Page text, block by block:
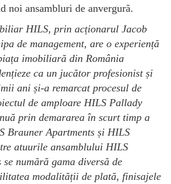
noi ansambluri de anvergură.
HILS, prin acționarul Jacob
de management, are o experiență
imobiliară din România
ca un jucător profesionist și
ani și-a remarcat procesul de
de amploare HILS Pallady
prin demararea în scurt timp a
Brauner Apartments și HILS
atuurile ansamblului HILS
numără gama diversă de
modalității de plată, finisajele